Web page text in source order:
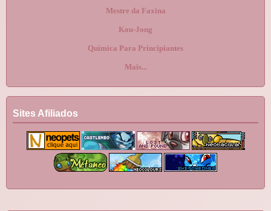
Mestre da Faxina
Kou-Jong
Química Para Principiantes
Mais...
Sites Afiliados